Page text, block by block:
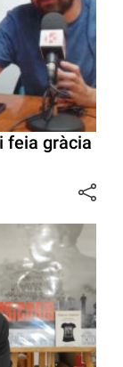
feia gràcia